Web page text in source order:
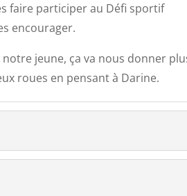
faire participer au Défi sportif
encourager.
notre jeune, ça va nous donner
roues en pensant à Darine.